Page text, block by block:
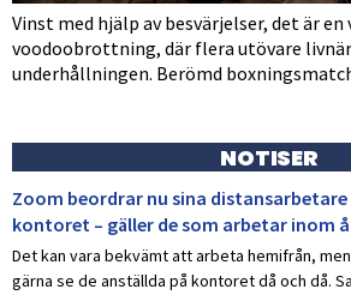
Vinst med hjälp av besvärjelser, det är
voodoobrottning, där flera utövare
underhållningen. Berömd
NOTISER
Zoom beordrar nu sina
kontoret – gäller de som arbetar inom
Det kan vara bekvämt att arbeta hemifrån,
gärna se de anställda på kontoret då och då.